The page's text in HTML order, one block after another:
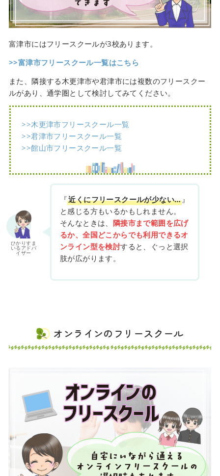
富津市にはフリースクールが3校あります。
>>富津市フリースクール一覧はこちら
また、隣接する木更津市や君津市には複数のフリースクー
ルがあり、通学圏として検討してみてください。
>>木更津市フリースクール一覧
>>君津市フリースクール一覧
>>館山市フリースクール一覧
ひかりすま
いるアドバ
イザー
『近くにフリースクールが少ない…』
と感じる方もいるかもしれません。
そんなときは、 隣接市まで範囲を広げ
るか、全国どこからでも利用できるオ
ンライン型を検討すると、ぐっと選択
肢が広がります。
オンラインのフリースクール